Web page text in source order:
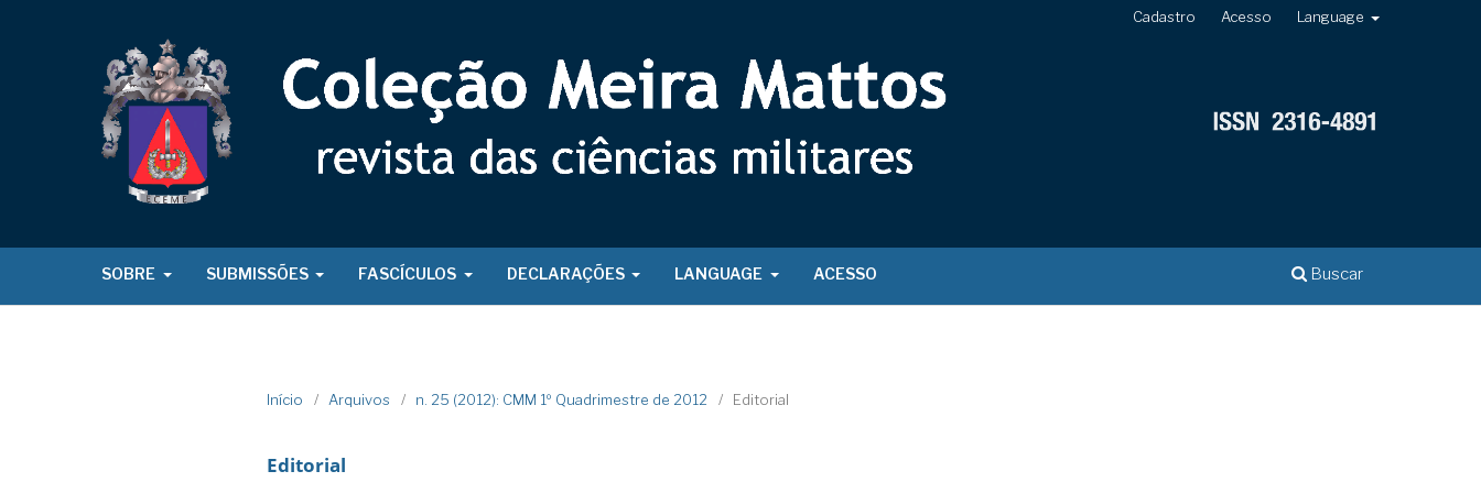
SOBRE SUBMISSÕES FASCÍCULOS DECLARAÇÕES LANGUAGE ACESSO Buscar
Cadastro Acesso Language
Início / Arquivos / n. 25 (2012): CMM 1º Quadrimestre de 2012 / Editorial
Editorial